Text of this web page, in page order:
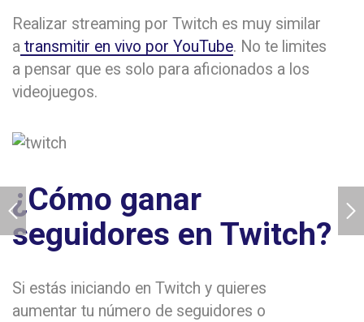
Realizar streaming por Twitch es muy similar
a transmitir en vivo por YouTube. No te limites
a pensar que es solo para aficionados a los
videojuegos.
¿Cómo ganar
seguidores en Twitch?
Si estás iniciando en Twitch y quieres
aumentar tu número de seguidores o